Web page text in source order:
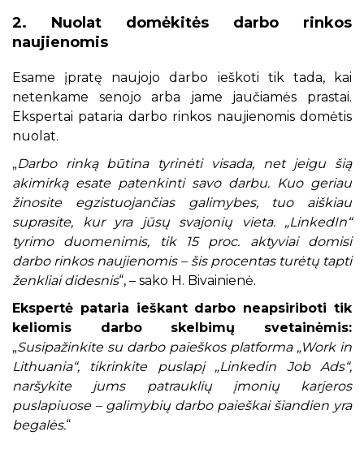
2. Nuolat domėkitės darbo rinkos
naujienomis
Esame įpratę naujojo darbo ieškoti tik tada, kai
netenkame senojo arba jame jaučiamės prastai.
Ekspertai pataria darbo rinkos naujienomis domėtis
nuolat.
„Darbo rinką būtina tyrinėti visada, net jeigu šią
akimirką esate patenkinti savo darbu. Kuo geriau
žinosite egzistuojančias galimybes, tuo aiškiau
suprasite, kur yra jūsų svajonių vieta. „LinkedIn“
tyrimo duomenimis, tik 15 proc. aktyviai domisi
darbo rinkos naujienomis – šis procentas turėtų tapti
ženkliai didesnis“, – sako H. Bivainienė.
Ekspertė pataria ieškant darbo neapsiriboti tik
keliomis darbo skelbimų svetainėmis:
„Susipažinkite su darbo paieškos platforma „Work in
Lithuania“, tikrinkite puslapį „Linkedin Job Ads“,
naršykite jums patrauklių įmonių karjeros
puslapiuose – galimybių darbo paieškai šiandien yra
begalės.“